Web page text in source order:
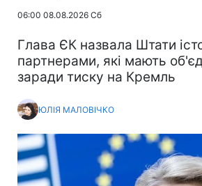
06:00 08.08.2026 Сб
Глава ЄК назвала Штати
партнерами, які мають
заради тиску на Кремль
ЮЛІЯ МАЛОВІЧКО